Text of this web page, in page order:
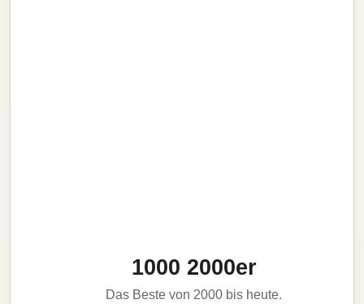
1000 2000er
Das Beste von 2000 bis heute.